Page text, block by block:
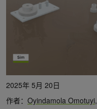
2025年 5月 20日
作者： Oyindamola Omotuyi,